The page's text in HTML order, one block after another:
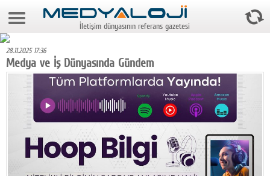
8 Ağustos 2026 19:56:58
Foto Galeri
Video Galeri
Gazeteler
Reyting-tiraj
İletişim dünyasının referans gazetesi
28.11.2025 17:36
Medya ve İş Dünyasında Gündem